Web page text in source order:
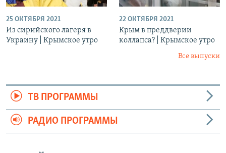
25 ОКТЯБРЯ 2021
Из сирийского лагеря в
Украину | Крымское утро
22 ОКТЯБРЯ 2021
Крым в преддверии
коллапса? | Крымское утро
Все выпуски
ТВ ПРОГРАММЫ
РАДИО ПРОГРАММЫ